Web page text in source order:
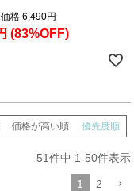
格 6,490円
(83%OFF)
価格が高い順 優先度順
51件中 1-50件表示
1 2